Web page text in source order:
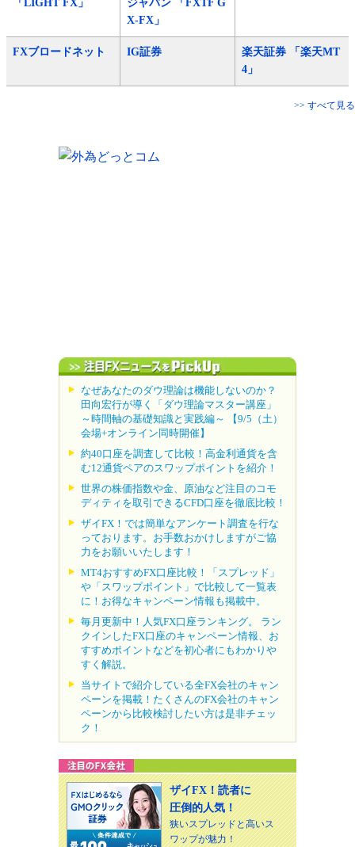
「LIGHT FX」
ジャパン 「FXTF G
X-FX」
FXブロードネット IG証券
楽天証券 「楽天MT
4」
>> すべて見る
なぜあなたのダウ理論は機能しないのか？
田向宏行が導く「ダウ理論マスター講座」
～時間軸の基礎知識と実践編～ 【9/5（土）
会場+オンライン同時開催】
約40口座を調査して比較！高金利通貨を含
む12通貨ペアのスワップポイントを紹介！
世界の株価指数や金、原油など注目のコモ
ディティを取引できるCFD口座を徹底比較！
ザイFX！では簡単なアンケート調査を行な
っております。お手数おかけしますがご協
力をお願いいたします！
MT4おすすめFX口座比較！「スプレッド」
や「スワップポイント」で比較して一覧表
に！お得なキャンペーン情報も掲載中。
毎月更新中！人気FX口座ランキング。 ラン
クインしたFX口座のキャンペーン情報、お
すすめポイントなどを初心者にもわかりや
すく解説。
当サイトで紹介している全FX会社のキャン
ペーンを掲載！たくさんのFX会社のキャン
ペーンから比較検討したい方は是非チェッ
ク！
ザイFX！読者に
圧倒的人気！
狭いスプレッドと高いス
ワップが魅力！